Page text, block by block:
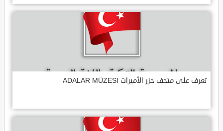
تعرف على متحف جزر الأميرات ADALAR MÜZESI